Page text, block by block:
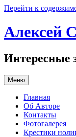
Перейти к
Алексей
Интересные
Меню
Главная
Об Авторе
Контакты
Фотогалерея
Крестики